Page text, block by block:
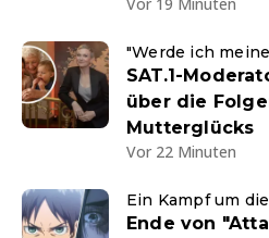
"Werde ich
SAT.1-
über die
Mutterglücks
Vor 22 Minuten
Ein Kampf um
Ende von